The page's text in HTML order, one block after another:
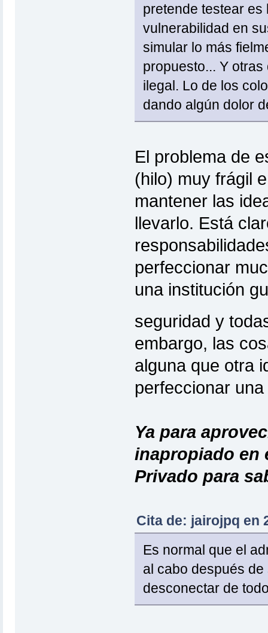
pretende testear
vulnerabilidad en
simular lo más
propuesto... Y
ilegal. Lo de los
dando algún dolor
El problema de
(hilo) muy frágil
mantener las
llevarlo. Está
perfeccionar
una institución
seguridad y
embargo, las
alguna que otra
perfeccionar
Ya para
inapropiado en
Privado para
Cita de: jairojpq en
Es normal que el
al cabo después
desconectar de